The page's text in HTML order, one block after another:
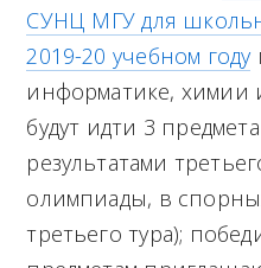
СУНЦ МГУ для
2019-20 учебном году
информатике, химии
будут идти 3
результатами
олимпиады, в
третьего тура);